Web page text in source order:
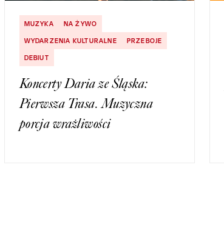
MUZYKA
NA ŻYWO
WYDARZENIA KULTURALNE
PRZEBOJE
DEBIUT
Koncerty Daria ze Śląska:
Pierwsza Trasa. Muzyczna
porcja wrażliwości